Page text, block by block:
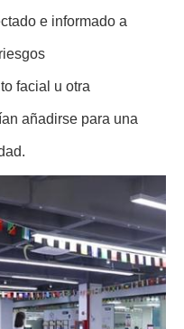
e informado a
facial u otra
añadirse para una